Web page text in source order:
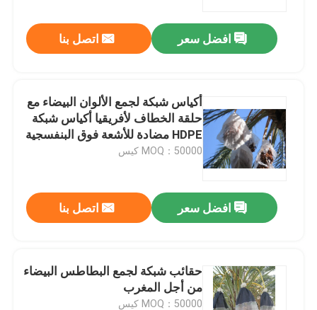
افضل سعر اتصل بنا
أكياس شبكة لجمع الألوان البيضاء مع
حلقة الخطاف لأفريقيا أكياس شبكة
HDPE مضادة للأشعة فوق البنفسجية
MOQ：50000 كيس
افضل سعر اتصل بنا
حقائب شبكة لجمع البطاطس البيضاء
من أجل المغرب
MOQ：50000 كيس